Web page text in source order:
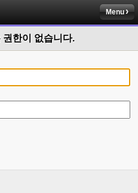
Menu
권한이 없습니다.